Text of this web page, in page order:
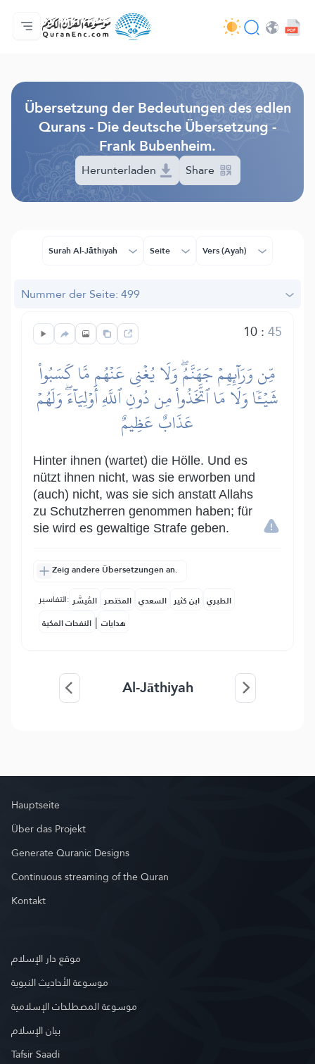
Hauptseite
Inhaltsverzeichnis der Übersetzungen
Audio
Service der Entwickler - API
Über das Projekt
Kontakt
Sprache
Übersetzung der Bedeutungen des edlen
Qurans - Die deutsche Übersetzung -
Frank Bubenheim.
Herunterladen Share
Surah Al-Jāthiyah Seite Vers (Ayah)
Nummer der Seite: 499
10:45
مِّن وَرَآئِهِمۡ جَهَنَّمُۖ وَلَا يُغۡنِي عَنۡهُم مَّا كَسَبُواْ
شَيۡـٔٗا وَلَا مَا ٱتَّخَذُواْ مِن دُونِ ٱللَّهِ أَوۡلِيَآءَۖ وَلَهُمۡ
عَذَابٌ عَظِيمٌ
Hinter ihnen (wartet) die Hölle. Und es
nützt ihnen nicht, was sie erworben und
(auch) nicht, was sie sich anstatt Allahs
zu Schutzherren genommen haben; für
sie wird es gewaltige Strafe geben.
Zeig andere Übersetzungen an.
التفاسير: المُيسَّر المختصر السعدي ابن كثير الطبري
النفحات المكية | هدايات
Al-Jāthiyah
Hauptseite
Über das Projekt
Generate Quranic Designs
Continuous streaming of the Quran
Kontakt
موقع دار الإسلام
موسوعة الأحاديث النبوية
موسوعة المصطلحات الإسلامية
بيان الإسلام
Tafsir Saadi